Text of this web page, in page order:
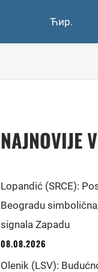
Ћир.
NAJNOVIJE
Lopandić (SRCE):
Beogradu
signala Zapadu
08.08.2026
Olenik (LSV):